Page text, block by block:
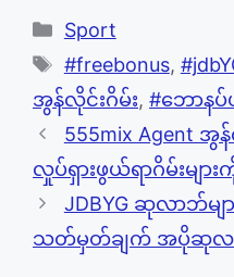
Categories
Sport
Tags
#freebonus,
အွန်လိုင်းဂိမ်း, #ဘောနပ်
555mix Agent
လှုပ်ရှားဖွယ်ရာဂိမ်းများကို
JDBYG ဆုလာဘ်မ
သတ်မှတ်ချက် အပိုဆုလ